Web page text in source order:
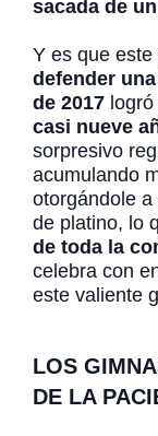
sacada de
Y es que
defender
de 2017 logró
casi nueve
sorpresivo
acumulando
otorgándole
de platino, lo
de toda la
celebra con
este valiente
LOS
DE LA